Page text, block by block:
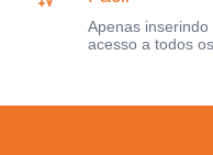
Apenas
acesso a todos